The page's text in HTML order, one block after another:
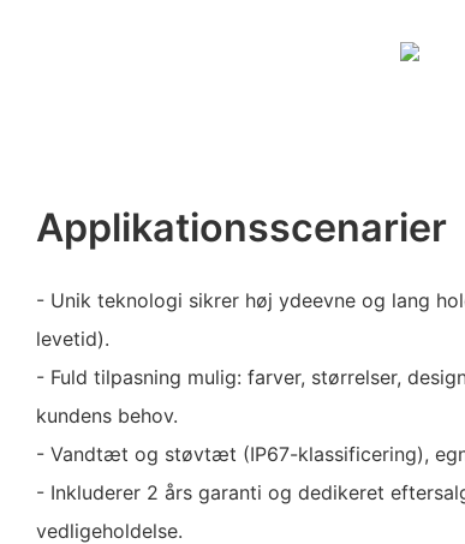
Applikationsscenarier
- Unik teknologi sikrer høj ydeevne og lang
levetid).
- Fuld tilpasning mulig: farver, størrelser,
kundens behov.
- Vandtæt og støvtæt (IP67-klassificering),
- Inkluderer 2 års garanti og dedikeret
vedligeholdelse.